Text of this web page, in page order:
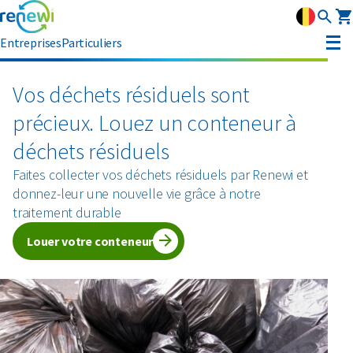
EntreprisesParticuliers
Gestion des déchets
Gestion des déchets
Collecte des déchets
Conteneurs à roulettes
Conteneurs amovibles
Conteneurs à dechets semi enterres
Conteneurs à presse
Swill tank
Moyens de collecte pour les déchets dangereux
Collecte interne des déchets
Secteurs
Construction
Flux de déchets
Amiante
Bois
Déchets de construction et de démolition
Déchets dangereux
Matériaux circulaires
Verre
Bois
Métaux
Conseil
Service clientèle
MyRenewi
Vos déchets résiduels sont
précieux. Louez un conteneur à
déchets résiduels
Faites collecter vos déchets résiduels par Renewi et
donnez-leur une nouvelle vie grâce à notre
traitement durable
Louer votre conteneur